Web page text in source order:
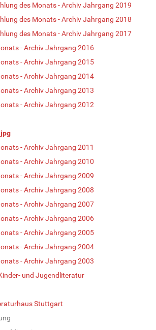
des Monats - Archiv Jahrgang 2019
des Monats - Archiv Jahrgang 2018
des Monats - Archiv Jahrgang 2017
- Archiv Jahrgang 2016
- Archiv Jahrgang 2015
- Archiv Jahrgang 2014
- Archiv Jahrgang 2013
- Archiv Jahrgang 2012
- Archiv Jahrgang 2011
- Archiv Jahrgang 2010
- Archiv Jahrgang 2009
- Archiv Jahrgang 2008
- Archiv Jahrgang 2007
- Archiv Jahrgang 2006
- Archiv Jahrgang 2005
- Archiv Jahrgang 2004
- Archiv Jahrgang 2003
und Jugendliteratur
Stuttgart